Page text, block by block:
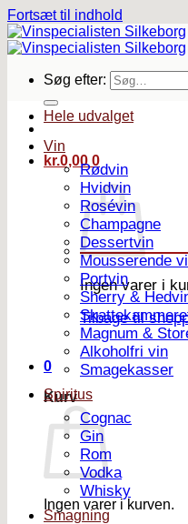
Fortsæt til indhold
Søg efter:
kr.0,00 0
Ingen varer i
Tilbage til
0
Kurv
Ingen varer i kurven.
Hele udvalget
Vin
Rødvin
Hvidvin
Rosévin
Champagne
Dessertvin
Mousserende
Portvin
Sherry &
Magnum &
Alkoholfri vin
Smagekasser
Spiritus
Cognac
Gin
Rom
Vodka
Whisky
Smagning